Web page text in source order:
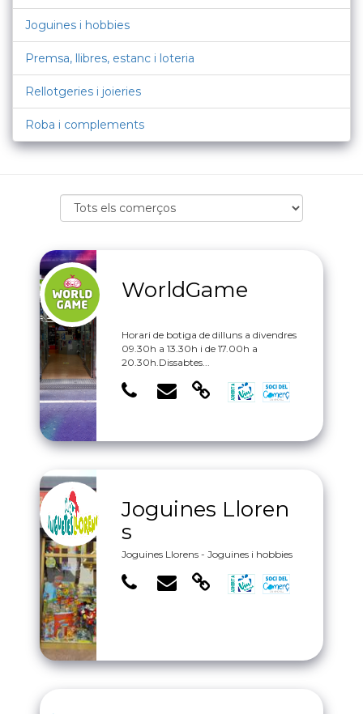
Joguines i hobbies
Premsa, llibres, estanc i loteria
Rellotgeries i joieries
Roba i complements
WorldGame
Horari de botiga de dilluns a divendres
09.30h a 13.30h i de 17.00h a
20.30h. Dissabtes...
Joguines Lloren
s
Joguines Llorens - Joguines i hobbies